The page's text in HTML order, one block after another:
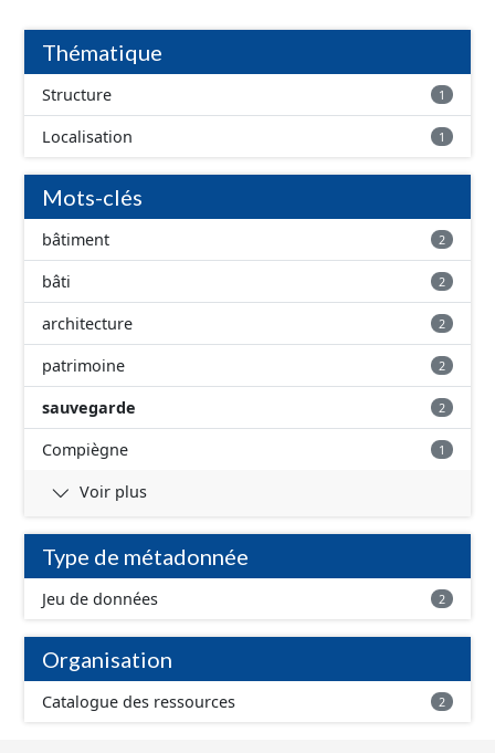
Thématique
Structure 1
Localisation 1
Mots-clés
bâtiment 2
bâti 2
architecture 2
patrimoine 2
sauvegarde 2
Compiègne 1
Voir plus
Type de métadonnée
Jeu de données 2
Organisation
Catalogue des ressources 2